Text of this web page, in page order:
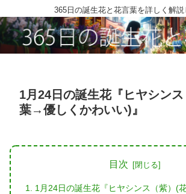
365日の誕生花と花言葉を詳しく解説
1月24日の誕生花『ヒヤシン
葉→優しくかわいい)』
目次
1月24日の誕生花『ヒヤシンス（紫）(